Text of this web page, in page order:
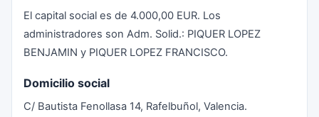
El capital social es de 4.000,00 EUR. Los
administradores son Adm. Solid.: PIQUER LOPEZ
BENJAMIN y PIQUER LOPEZ FRANCISCO.
Domicilio social
C/ Bautista Fenollasa 14, Rafelbuñol, Valencia.